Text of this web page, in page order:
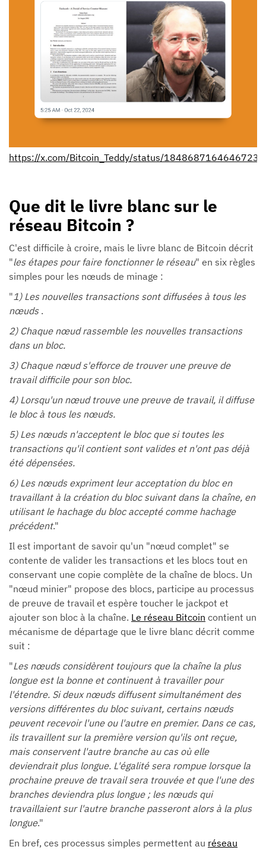
https://x.com/Bitcoin_Teddy/status/
Que dit le livre blanc sur le
réseau Bitcoin ?
C'est difficile à croire, mais le livre blanc de Bitcoin décrit
"les étapes pour faire fonctionner le réseau" en six règles
simples pour les nœuds de minage :
"1) Les nouvelles transactions sont diffusées à tous les
nœuds .
2) Chaque nœud rassemble les nouvelles transactions
dans un bloc.
3) Chaque nœud s'efforce de trouver une preuve de
travail difficile pour son bloc.
4) Lorsqu'un nœud trouve une preuve de travail, il diffuse
le bloc à tous les nœuds.
5) Les nœuds n'acceptent le bloc que si toutes les
transactions qu'il contient sont valides et n'ont pas déjà
été dépensées.
6) Les nœuds expriment leur acceptation du bloc en
travaillant à la création du bloc suivant dans la chaîne, en
utilisant le hachage du bloc accepté comme hachage
précédent."
Il est important de savoir qu'un "nœud complet" se
contente de valider les transactions et les blocs tout en
conservant une copie complète de la chaîne de blocs. Un
"nœud minier" propose des blocs, participe au processus
de preuve de travail et espère toucher le jackpot et
ajouter son bloc à la chaîne. Le réseau Bitcoin contient un
mécanisme de départage que le livre blanc décrit comme
suit :
"Les nœuds considèrent toujours que la chaîne la plus
longue est la bonne et continuent à travailler pour
l'étendre. Si deux nœuds diffusent simultanément des
versions différentes du bloc suivant, certains nœuds
peuvent recevoir l'une ou l'autre en premier. Dans ce cas,
ils travaillent sur la première version qu'ils ont reçue,
mais conservent l'autre branche au cas où elle
deviendrait plus longue. L'égalité sera rompue lorsque la
prochaine preuve de travail sera trouvée et que l'une des
branches deviendra plus longue ; les nœuds qui
travaillaient sur l'autre branche passeront alors à la plus
longue."
En bref, ces processus simples permettent au réseau